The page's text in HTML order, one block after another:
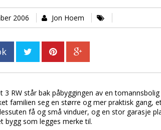
2006 Jon Hoem
3 RW står bak påbyggingen av en
familien seg en større og mer praktisk gang,
få og små vinduer, og en stor garasje
bygg som legges merke til.